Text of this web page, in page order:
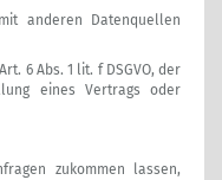
anderen Datenquellen
6 Abs. 1 lit. f DSGVO, der
eines Vertrags oder
zukommen lassen,